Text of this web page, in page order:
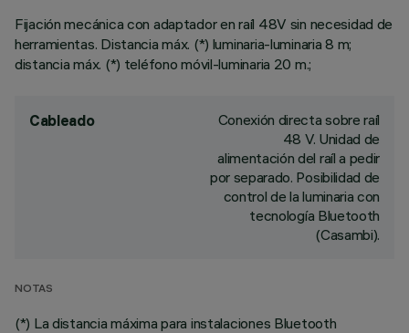
Fijación mecánica con adaptador en raíl 48V sin necesidad de
herramientas. Distancia máx. (*) luminaria-luminaria 8 m;
distancia máx. (*) teléfono móvil-luminaria 20 m.;
Cableado
Conexión directa sobre raíl
48 V. Unidad de
alimentación del raíl a pedir
por separado. Posibilidad de
control de la luminaria con
tecnología Bluetooth
(Casambi).
NOTAS
(*) La distancia máxima para instalaciones Bluetooth